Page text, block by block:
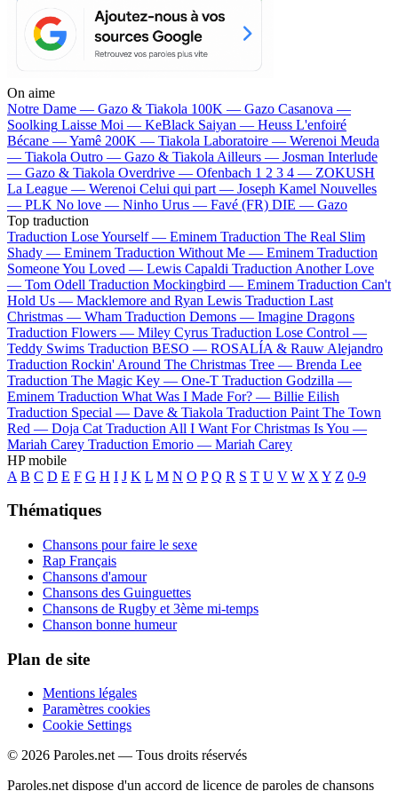
On aime
Notre Dame — Gazo & Tiakola 100K — Gazo Casanova —
Soolking Laisse Moi — KeBlack Saiyan — Heuss L'enfoiré
Bécane —Yamê 200K — Tiakola Laboratoire — Werenoi Meuda
— Tiakola Outro — Gazo & Tiakola Ailleurs — Josman Interlude
— Gazo & Tiakola Overdrive — Ofenbach 1 2 3 4 — ZOKUSH
La League — Werenoi Celui qui part — Joseph Kamel Nouvelles
— PLK No love — Ninho Urus — Favé (FR) DIE — Gazo
Top traduction
Traduction Lose Yourself — Eminem Traduction The Real Slim
Shady — Eminem Traduction Without Me — Eminem Traduction
Someone You Loved — Lewis Capaldi Traduction Another Love
— Tom Odell Traduction Mockingbird — Eminem Traduction Can't
Hold Us — Macklemore and Ryan Lewis Traduction Last
Christmas — Wham Traduction Demons — Imagine Dragons
Traduction Flowers — Miley Cyrus Traduction Lose Control —
Teddy Swims Traduction BESO — ROSALÍA & Rauw Alejandro
Traduction Rockin' Around The Christmas Tree — Brenda Lee
Traduction The Magic Key — One-T Traduction Godzilla —
Eminem Traduction What Was I Made For? — Billie Eilish
Traduction Special — Dave & Tiakola Traduction Paint The Town
Red — Doja Cat Traduction All I Want For Christmas Is You —
Mariah Carey Traduction Emorio — Mariah Carey
HP mobile
A B C D E F G H I J K L M N O P Q R S T U V W X Y Z 0-9
Thématiques
Chansons pour faire le sexe
Rap Français
Chansons d'amour
Chansons des Guinguettes
Chansons de Rugby et 3ème mi-temps
Chanson bonne humeur
Plan de site
Mentions légales
Paramètres cookies
Cookie Settings
© 2026 Paroles.net — Tous droits réservés
Paroles.net dispose d'un accord de licence de paroles de chansons